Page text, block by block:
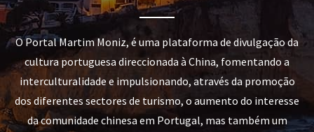
O Portal Martim Moniz, é uma plataforma de divulgação da
cultura portuguesa direccionada à China, fomentando a
interculturalidade e impulsionando, através da promoção
dos diferentes sectores de turismo, o aumento do interesse
da comunidade chinesa em Portugal, mas também um